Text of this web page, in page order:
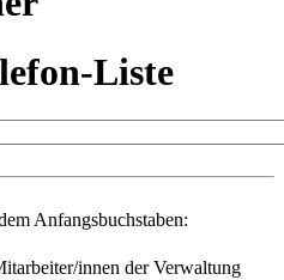
Liste
Anfangsbuchstaben:
innen der Verwaltung